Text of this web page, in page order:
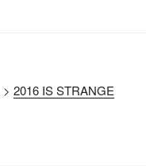
> 2016 IS STRANGE